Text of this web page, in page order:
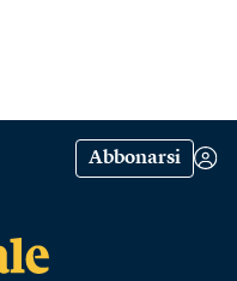
Abbonarsi